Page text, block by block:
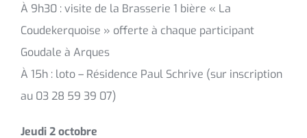
À 9h30 : visite de la Brasserie 1 bière « La
Coudekerquoise » offerte à chaque participant
Goudale à Arques
À 15h : loto – Résidence Paul Schrive (sur inscription
au 03 28 59 39 07)
Jeudi 2 octobre